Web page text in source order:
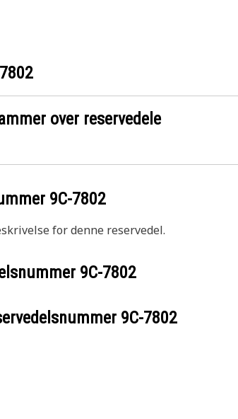
over reservedele
9C-7802
for denne reservedel.
9C-7802
9C-7802